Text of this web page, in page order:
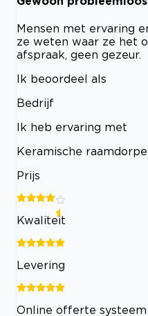
Mensen met ervaring
ze weten waar ze het
afspraak, geen gezeur.
Ik beoordeel als
Bedrijf
Ik heb ervaring met
Keramische
Prijs
Kwaliteit
Levering
Online offerte systeem